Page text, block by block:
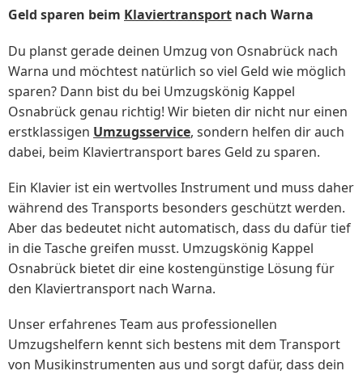
Geld sparen beim Klaviertransport nach Warna
Du planst gerade deinen Umzug von Osnabrück nach
Warna und möchtest natürlich so viel Geld wie möglich
sparen? Dann bist du bei Umzugskönig Kappel
Osnabrück genau richtig! Wir bieten dir nicht nur einen
erstklassigen Umzugsservice, sondern helfen dir auch
dabei, beim Klaviertransport bares Geld zu sparen.
Ein Klavier ist ein wertvolles Instrument und muss daher
während des Transports besonders geschützt werden.
Aber das bedeutet nicht automatisch, dass du dafür tief
in die Tasche greifen musst. Umzugskönig Kappel
Osnabrück bietet dir eine kostengünstige Lösung für
den Klaviertransport nach Warna.
Unser erfahrenes Team aus professionellen
Umzugshelfern kennt sich bestens mit dem Transport
von Musikinstrumenten aus und sorgt dafür, dass dein